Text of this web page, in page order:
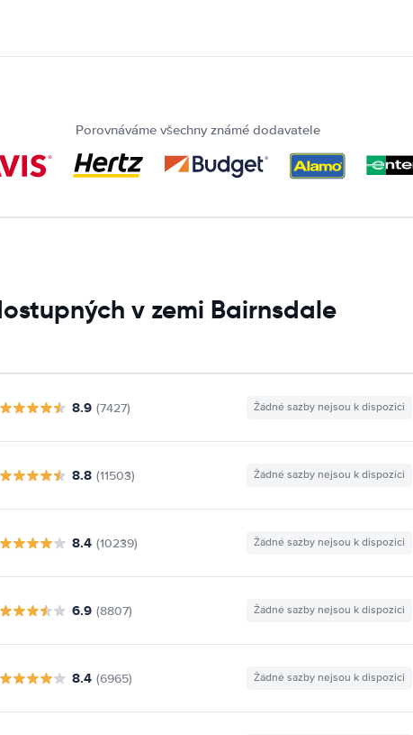
Porovnáváme všechny známé dodavatele
v zemi Bairnsdale
8.9 (7427) Žádné sazby nejsou k dispozici
8.8 (11503) Žádné sazby nejsou k dispozici
8.4 (10239) Žádné sazby nejsou k dispozici
6.9 (8807) Žádné sazby nejsou k dispozici
8.4 (6965) Žádné sazby nejsou k dispozici